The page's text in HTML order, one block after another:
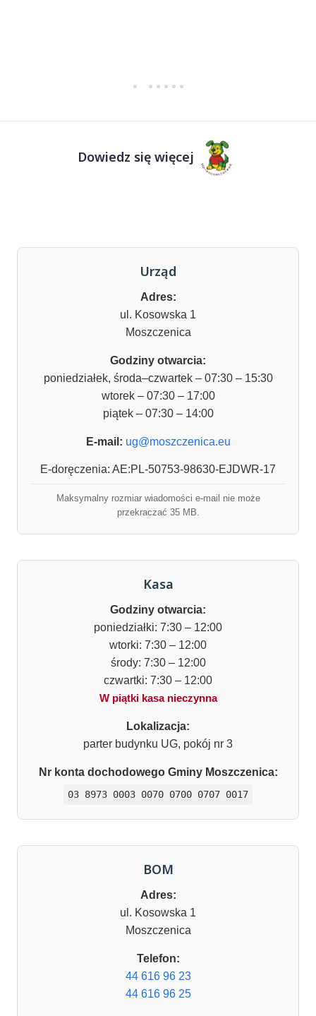
Dowiedz się więcej
Urząd
Adres:
ul. Kosowska 1
Moszczenica
Godziny otwarcia:
poniedziałek, środa–czwartek – 07:30 – 15:30
wtorek – 07:30 – 17:00
piątek – 07:30 – 14:00
E-mail: ug@moszczenica.eu
E-doręczenia: AE:PL-50753-98630-EJDWR-17
Maksymalny rozmiar wiadomości e-mail nie może
przekraczać 35 MB.
Kasa
Godziny otwarcia:
poniedziałki: 7:30 – 12:00
wtorki: 7:30 – 12:00
środy: 7:30 – 12:00
czwartki: 7:30 – 12:00
W piątki kasa nieczynna
Lokalizacja:
parter budynku UG, pokój nr 3
Nr konta dochodowego Gminy Moszczenica:
03 8973 0003 0070 0700 0707 0017
BOM
Adres:
ul. Kosowska 1
Moszczenica
Telefon:
44 616 96 23
44 616 96 25